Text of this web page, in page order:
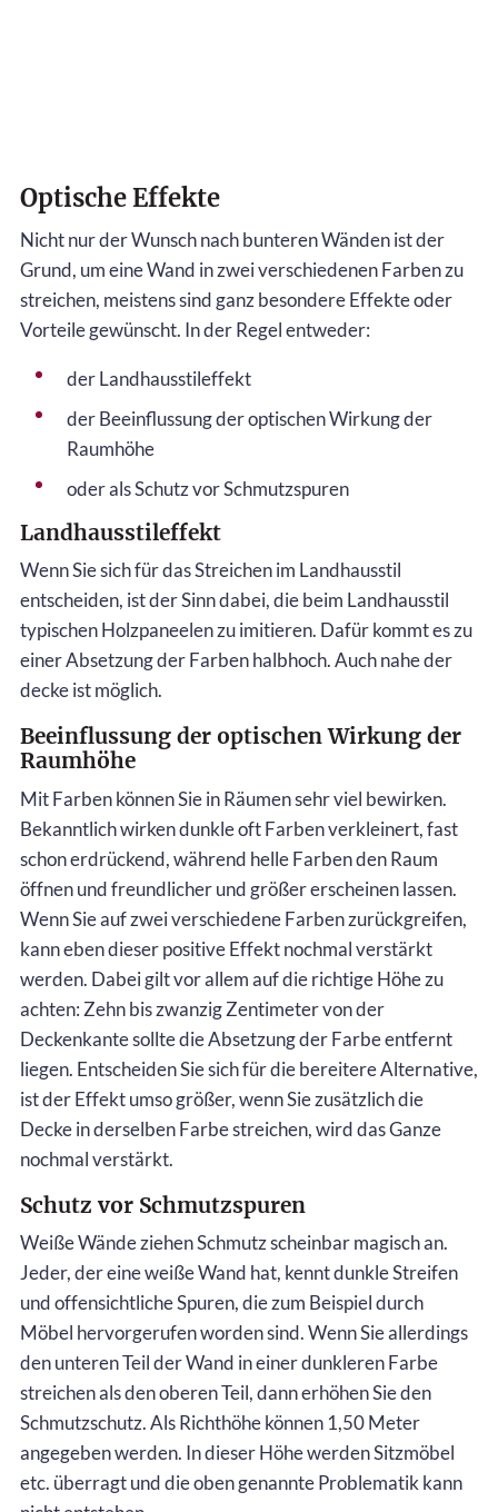
Optische Effekte
Nicht nur der Wunsch nach bunteren Wänden ist der
Grund, um eine Wand in zwei verschiedenen Farben zu
streichen, meistens sind ganz besondere Effekte oder
Vorteile gewünscht. In der Regel entweder:
der Landhausstileffekt
der Beeinflussung der optischen Wirkung der
Raumhöhe
oder als Schutz vor Schmutzspuren
Landhausstileffekt
Wenn Sie sich für das Streichen im Landhausstil
entscheiden, ist der Sinn dabei, die beim Landhausstil
typischen Holzpaneelen zu imitieren. Dafür kommt es zu
einer Absetzung der Farben halbhoch. Auch nahe der
decke ist möglich.
Beeinflussung der optischen Wirkung der
Raumhöhe
Mit Farben können Sie in Räumen sehr viel bewirken.
Bekanntlich wirken dunkle oft Farben verkleinert, fast
schon erdrückend, während helle Farben den Raum
öffnen und freundlicher und größer erscheinen lassen.
Wenn Sie auf zwei verschiedene Farben zurückgreifen,
kann eben dieser positive Effekt nochmal verstärkt
werden. Dabei gilt vor allem auf die richtige Höhe zu
achten: Zehn bis zwanzig Zentimeter von der
Deckenkante sollte die Absetzung der Farbe entfernt
liegen. Entscheiden Sie sich für die bereitere Alternative,
ist der Effekt umso größer, wenn Sie zusätzlich die
Decke in derselben Farbe streichen, wird das Ganze
nochmal verstärkt.
Schutz vor Schmutzspuren
Weiße Wände ziehen Schmutz scheinbar magisch an.
Jeder, der eine weiße Wand hat, kennt dunkle Streifen
und offensichtliche Spuren, die zum Beispiel durch
Möbel hervorgerufen worden sind. Wenn Sie allerdings
den unteren Teil der Wand in einer dunkleren Farbe
streichen als den oberen Teil, dann erhöhen Sie den
Schmutzschutz. Als Richthöhe können 1,50 Meter
angegeben werden. In dieser Höhe werden Sitzmöbel
etc. überragt und die oben genannte Problematik kann